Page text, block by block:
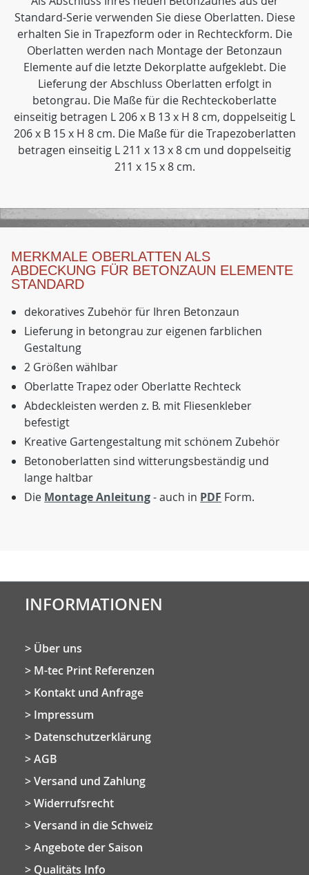
Standard-Serie verwenden Sie diese Oberlatten. Diese
erhalten Sie in Trapezform oder in Rechteckform. Die
Oberlatten werden nach Montage der Betonzaun
Elemente auf die letzte Dekorplatte aufgeklebt. Die
Lieferung der Abschluss Oberlatten erfolgt in
betongrau. Die Maße für die Rechteckoberlatte
einseitig betragen L 206 x B 13 x H 8 cm, doppelseitig L
206 x B 15 x H 8 cm. Die Maße für die Trapezoberlatten
betragen einseitig L 211 x 13 x 8 cm und doppelseitig
211 x 15 x 8 cm.
MERKMALE OBERLATTEN ALS
ABDECKUNG FÜR BETONZAUN ELEMENTE
STANDARD
dekoratives Zubehör für Ihren Betonzaun
Lieferung in betongrau zur eigenen farblichen
Gestaltung
2 Größen wählbar
Oberlatte Trapez oder Oberlatte Rechteck
Abdeckleisten werden z. B. mit Fliesenkleber
befestigt
Kreative Gartengestaltung mit schönem Zubehör
Betonoberlatten sind witterungsbeständig und
lange haltbar
Die Montage Anleitung- auch in PDF Form.
INFORMATIONEN
Über uns
M-tec Print Referenzen
Kontakt und Anfrage
Impressum
Datenschutzerklärung
AGB
Versand und Zahlung
Widerrufsrecht
Versand in die Schweiz
Angebote der Saison
Qualitäts Info